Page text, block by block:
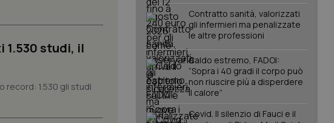
1.530 studi, il
record: 1.530 gli studi
Contratto sanità, valorizzati
gli infermieri ma penalizzate
le altre professioni
Caldo estremo, FADOI:
“Sopra i 40 gradi il corpo può
non riuscire più a disperdere
il calore”
Covid. Il silenzio di Fauci e il
quali la navigazione sulle pagine
senza questi cookie.
e privacy dell'utente per la loro